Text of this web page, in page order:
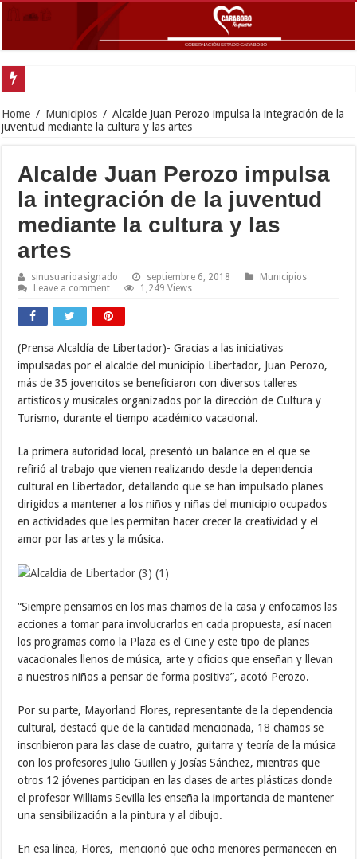
Home / Municipios / Alcalde Juan Perozo impulsa la integración de la
juventud mediante la cultura y las artes
Alcalde Juan Perozo impulsa
la integración de la juventud
mediante la cultura y las
artes
sinusuarioasignado septiembre 6, 2018
Municipios
Leave a comment
1,249 Views
(Prensa Alcaldía de Libertador)- Gracias a las iniciativas
impulsadas por el alcalde del municipio Libertador, Juan Perozo,
más de 35 jovencitos se beneficiaron con diversos talleres
artísticos y musicales organizados por la dirección de Cultura y
Turismo, durante el tiempo académico vacacional.
La primera autoridad local, presentó un balance en el que se
refirió al trabajo que vienen realizando desde la dependencia
cultural en Libertador, detallando que se han impulsado planes
dirigidos a mantener a los niños y niñas del municipio ocupados
en actividades que les permitan hacer crecer la creatividad y el
amor por las artes y la música.
“Siempre pensamos en los mas chamos de la casa y enfocamos las
acciones a tomar para involucrarlos en cada propuesta, así nacen
los programas como la Plaza es el Cine y este tipo de planes
vacacionales llenos de música, arte y oficios que enseñan y llevan
a nuestros niños a pensar de forma positiva”, acotó Perozo.
Por su parte, Mayorland Flores, representante de la dependencia
cultural, destacó que de la cantidad mencionada, 18 chamos se
inscribieron para las clase de cuatro, guitarra y teoría de la música
con los profesores Julio Guillen y Josías Sánchez, mientras que
otros 12 jóvenes participan en las clases de artes plásticas donde
el profesor Williams Sevilla les enseña la importancia de mantener
una sensibilización a la pintura y al dibujo.
En esa línea, Flores, mencionó que ocho menores permanecen en